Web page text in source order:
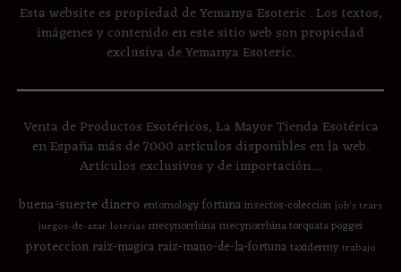
Esta website es propiedad de Yemanya Esoteric . Los textos,
imágenes y contenido en este sitio web son propiedad
exclusiva de Yemanya Esoteric.
Venta de Productos Esotéricos, La Mayor Tienda Esotérica
en España más de 7000 artículos disponibles en la web.
Artículos exclusivos y de importación....
buena-suertedinero entomologyfortunainsectos-coleccion job's tears
juegos-de-azar loterias mecynorrhinamecynorrhina torquata poggei
proteccion raiz-magica raiz-mano-de-la-fortunataxidermy trabajo